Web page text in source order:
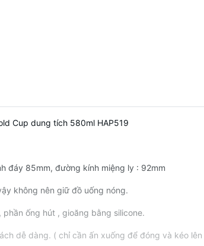
Cup dung tích 580ml HAP519
đáy 85mm, đường kính miệng ly : 92mm
không nên giữ đồ uống nóng.
phần ống hút , gioăng bằng silicone.
dễ dàng. ( chỉ cần ấn xuống để đóng và kéo